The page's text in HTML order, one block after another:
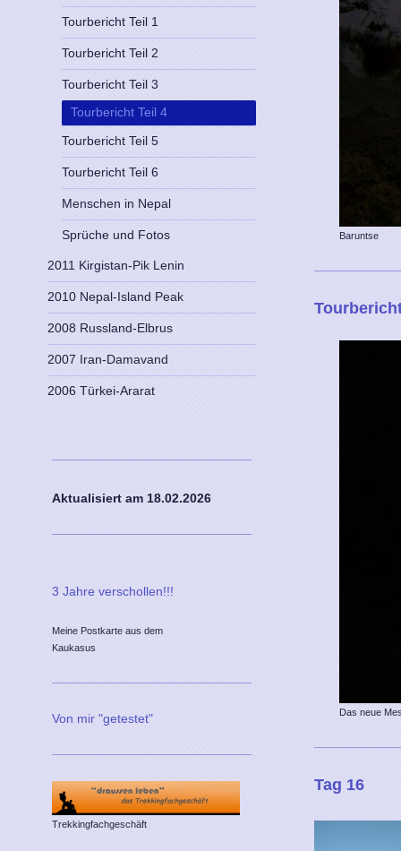
Baruntse
Das neue
Tag 16
Tourbericht Teil 1
Tourbericht Teil 2
Tourbericht Teil 3
Tourbericht Teil 4
Tourbericht Teil 5
Tourbericht Teil 6
Menschen in Nepal
Sprüche und Fotos
2011 Kirgistan-Pik Lenin
2010 Nepal-Island Peak
2008 Russland-Elbrus
2007 Iran-Damavand
2006 Türkei-Ararat
Aktualisiert am 18.02.2026
3 Jahre verschollen!!!
Meine Postkarte aus dem
Kaukasus
Von mir "getestet"
Trekkingfachgeschäft